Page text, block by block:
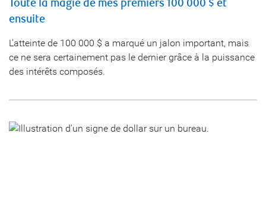
Toute la magie de mes premiers 100 000 $ et
ensuite
L’atteinte de 100 000 $ a marqué un jalon important, mais
ce ne sera certainement pas le dernier grâce à la puissance
des intérêts composés.